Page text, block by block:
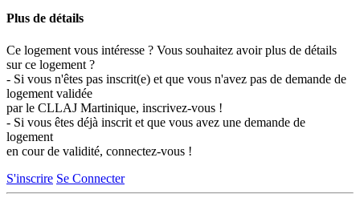
Plus de détails
Ce logement vous intéresse ? Vous souhaitez avoir plus de détails
sur ce logement ?
- Si vous n'êtes pas inscrit(e) et que vous n'avez pas de demande de
logement validée
par le CLLAJ Martinique, inscrivez-vous !
- Si vous êtes déjà inscrit et que vous avez une demande de
logement
en cour de validité, connectez-vous !
S'inscrire Se Connecter